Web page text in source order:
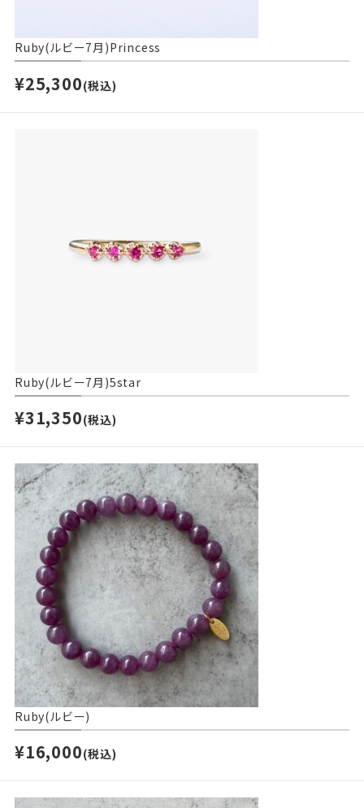
Ruby(ルビー7月)Princess
¥25,300(税込)
Ruby(ルビー7月)5star
¥31,350(税込)
Ruby(ルビー)
¥16,000(税込)